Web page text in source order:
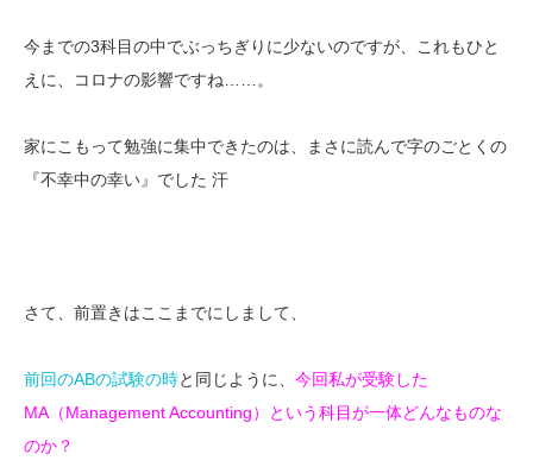
今までの3科目の中でぶっちぎりに少ないのですが、これもひと
えに、コロナの影響ですね……。
家にこもって勉強に集中できたのは、まさに読んで字のごとくの
『不幸中の幸い』でした 汗
さて、前置きはここまでにしまして、
前回のABの試験の時と同じように、 今回私が受験した
MA（Management Accounting）という科目が一体どんなものな
のか？